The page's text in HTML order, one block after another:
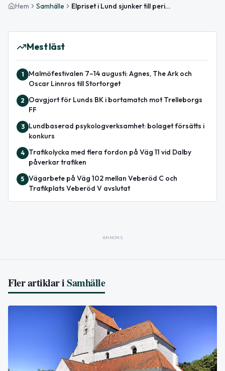
Hem Samhälle Elpriset i Lund sjunker till periodens lägsta
Mest läst
1
Malmöfestivalen 7–14 augusti: Agnes, The Ark och
Oscar Linnros till Stortorget
2
Oavgjort för Lunds BK i bortamatch mot Trelleborgs
FF
3
Lundbaserad psykologverksamhet: bolaget försätts i
konkurs
4
Trafikolycka med flera fordon på Väg 11 vid Dalby
påverkar trafiken
5 Vägarbete på Väg 102 mellan Veberöd C och
Trafikplats Veberöd V avslutat
ANNONS
Fler artiklar iSamhälle